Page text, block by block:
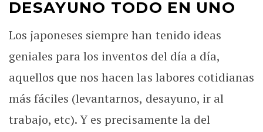
DESAYUNO TODO EN UNO
Los japoneses siempre han tenido ideas
geniales para los inventos del día a día,
aquellos que nos hacen las labores cotidianas
más fáciles (levantarnos, desayuno, ir al
trabajo, etc). Y es precisamente la del